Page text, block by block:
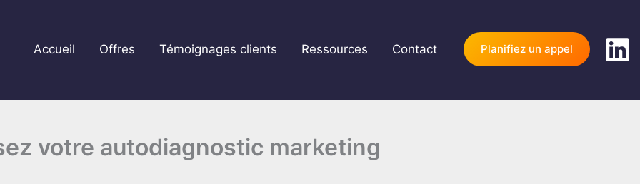
Accueil Offres Témoignages clients Ressources Contact Planifiez un appel
votre autodiagnostic marketing